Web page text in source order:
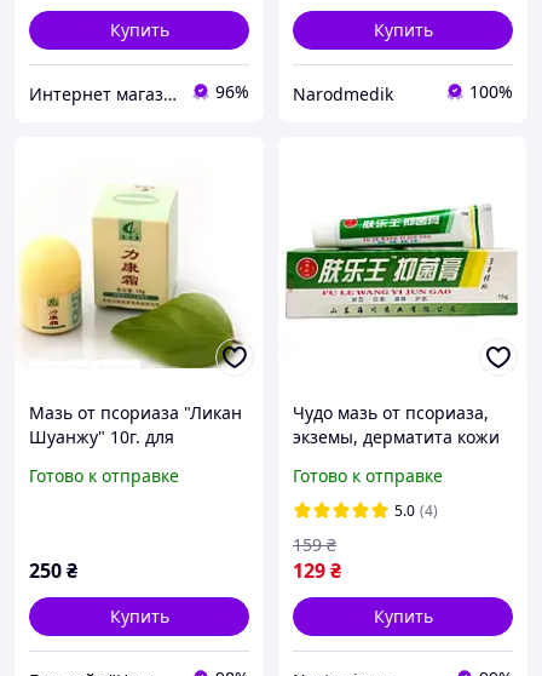
Купить
Интернет магазин ФЕЕРИЯ 96%
Купить
Narodmedik 100%
Мазь от псориаза "Ликан
Шуанжу" 10г. для
герпеса, экземы,
Готово к отправке
250₴
Купить
Чудо мазь от псориаза,
экземы, дерматита кожи
Готово к отправке
5.0 (4)
129₴
159 ₴
Купить